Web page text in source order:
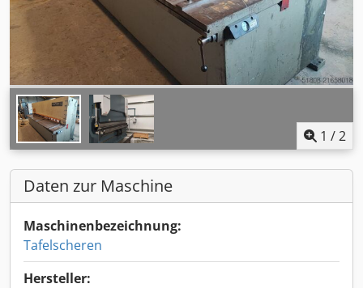
1 /2
Daten zur Maschine
Maschinenbezeichnung:
Tafelscheren
Hersteller: